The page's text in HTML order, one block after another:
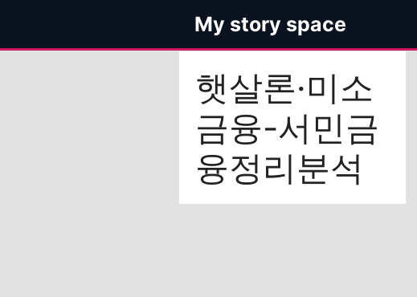
츠
My story space
햇살론·미소
금융-서민금
융정리분석